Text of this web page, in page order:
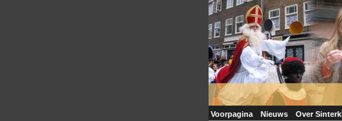
Voorpagina Nieuws Over